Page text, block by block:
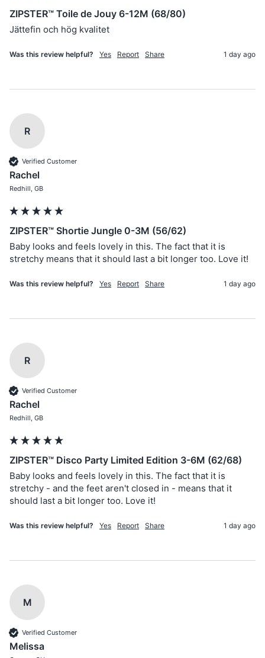
ZIPSTER™ Toile de Jouy 6-12M (68/80)
Jättefin och hög kvalitet
Was this review helpful? Yes Report Share 1 day ago
R
Verified Customer
Rachel
Redhill, GB
ZIPSTER™ Shortie Jungle 0-3M (56/62)
Baby looks and feels lovely in this. The fact that it is
stretchy means that it should last a bit longer too. Love it!
Was this review helpful? Yes Report Share 1 day ago
R
Verified Customer
Rachel
Redhill, GB
ZIPSTER™ Disco Party Limited Edition 3-6M (62/68)
Baby looks and feels lovely in this. The fact that it is
stretchy - and the feet aren't closed in - means that it
should last a bit longer too. Love it!
Was this review helpful? Yes Report Share 1 day ago
M
Verified Customer
Melissa